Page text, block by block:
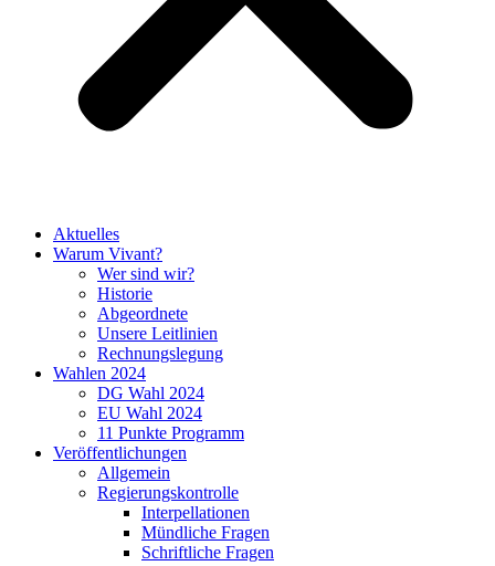
Aktuelles
Warum Vivant?
Wer sind wir?
Historie
Abgeordnete
Unsere Leitlinien
Rechnungslegung
Wahlen 2024
DG Wahl 2024
EU Wahl 2024
11 Punkte Programm
Veröffentlichungen
Allgemein
Regierungskontrolle
Interpellationen
Mündliche Fragen
Schriftliche Fragen